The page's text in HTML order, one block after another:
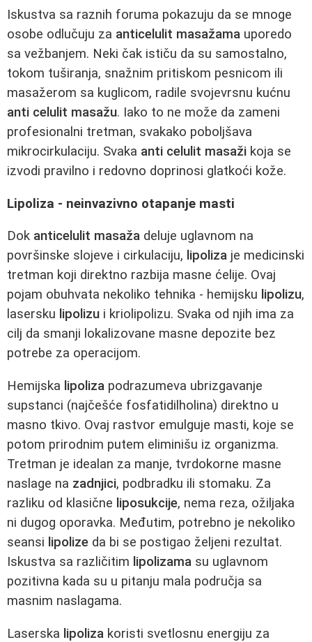
Iskustva sa raznih foruma pokazuju da se mnoge
osobe odlučuju za anticelulit masažama uporedo
sa vežbanjem. Neki čak ističu da su samostalno,
tokom tuširanja, snažnim pritiskom pesnicom ili
masažerom sa kuglicom, radile svojevrsnu kućnu
anti celulit masažu. Iako to ne može da zameni
profesionalni tretman, svakako poboljšava
mikrocirkulaciju. Svaka anti celulit masaži koja se
izvodi pravilno i redovno doprinosi glatkoći kože.
Lipoliza - neinvazivno otapanje masti
Dok anticelulit masaža deluje uglavnom na
površinske slojeve i cirkulaciju, lipoliza je medicinski
tretman koji direktno razbija masne ćelije. Ovaj
pojam obuhvata nekoliko tehnika - hemijsku lipolizu,
lasersku lipolizu i kriolipolizu. Svaka od njih ima za
cilj da smanji lokalizovane masne depozite bez
potrebe za operacijom.
Hemijska lipoliza podrazumeva ubrizgavanje
supstanci (najčešće fosfatidilholina) direktno u
masno tkivo. Ovaj rastvor emulguje masti, koje se
potom prirodnim putem eliminišu iz organizma.
Tretman je idealan za manje, tvrdokorne masne
naslage na zadnjici, podbradku ili stomaku. Za
razliku od klasične liposukcije, nema reza, ožiljaka
ni dugog oporavka. Međutim, potrebno je nekoliko
seansi lipolize da bi se postigao željeni rezultat.
Iskustva sa različitim lipolizama su uglavnom
pozitivna kada su u pitanju mala područja sa
masnim naslagama.
Laserska lipoliza koristi svetlosnu energiju za